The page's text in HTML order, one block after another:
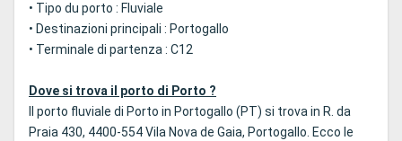
• Tipo du porto : Fluviale
• Destinazioni principali : Portogallo
• Terminale di partenza : C12
Dove si trova il porto di Porto ?
Il porto fluviale di Porto in Portogallo (PT) si trova in R. da
Praia 430, 4400-554 Vila Nova de Gaia, Portogallo. Ecco le